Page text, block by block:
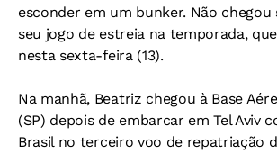
esconder em um bunker. Não chegou
seu jogo de estreia na temporada,
nesta sexta-feira (13).
Na manhã, Beatriz chegou à Base
(SP) depois de embarcar em Tel Aviv
Brasil no terceiro voo de repatriação